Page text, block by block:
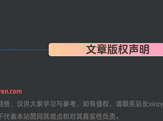
文章版权声明
，仅供大家学习与参考，如有侵权，请联系站长
表本站赞同其观点和对其真实性负责。